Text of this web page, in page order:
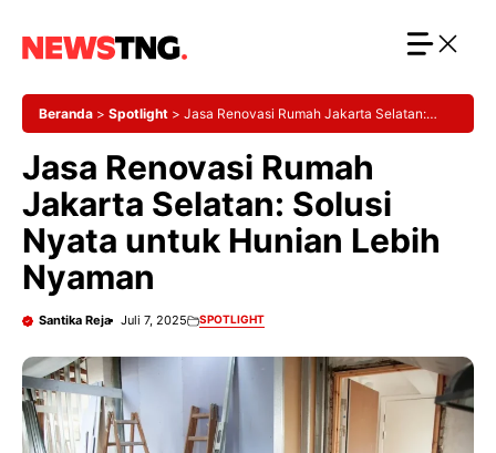
Beranda > Spotlight > Jasa Renovasi Rumah Jakarta Selatan:
Jasa Renovasi Rumah
Jakarta Selatan: Solusi
Nyata untuk Hunian Lebih
Nyaman
Santika Reja Juli 7, 2025 SPOTLIGHT